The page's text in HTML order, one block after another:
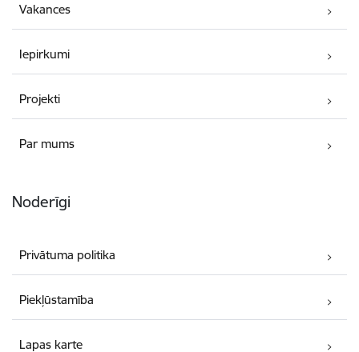
Vakances
Iepirkumi
Projekti
Par mums
Noderīgi
Privātuma politika
Piekļūstamība
Lapas karte